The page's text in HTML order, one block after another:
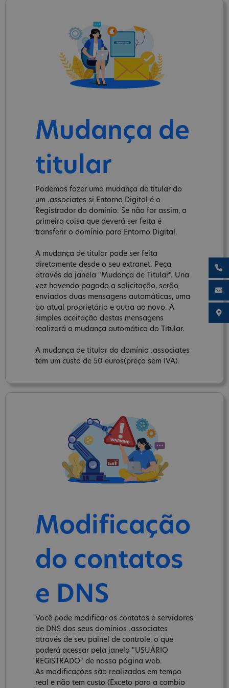
Mudança de
titular
Podemos fazer uma mudança de titular do
um .associates si Entorno Digital é o
Registrador do domínio. Se não for assim, a
primeira coisa que deverá ser feita é
transferir o domínio para Entorno Digital.
A mudança de titular pode ser feita
diretamente desde o seu extranet. Peça
através da janela "Mudança de Titular". Una
vez havendo pagado a solicitação, serão
enviados duas mensagens automáticas, uma
ao atual proprietário e outra ao novo. A
simples aceitação destas mensagens
realizará a mudança automática do Titular.
A mudança de titular do domínio .associates
tem um custo de 50 euros(preço sem IVA).
Modificação
do contatos
e DNS
Você pode modificar os contatos e servidores
de DNS dos seus domínios .associates
através de seu painel de controle, o que
poderá acessar pela janela "USUÁRIO
REGISTRADO" de nossa página web.
As modificações são realizadas em tempo
real e não tem custo (Exceto para a cambio